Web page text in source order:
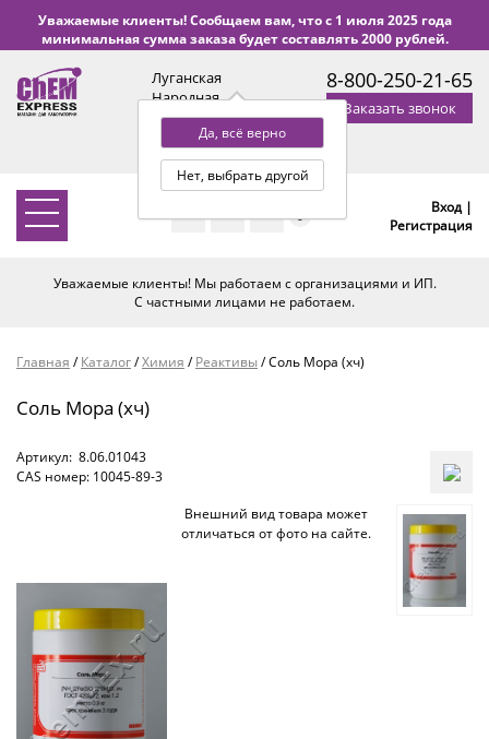
Уважаемые клиенты! Сообщаем вам, что с 1 июля 2025 года
минимальная сумма заказа будет составлять 2000 рублей.
Луганская
Народная
Республика
Да, всё верно
Нет, выбрать другой
с 9:00 до 18:00 по Уфе
(+2 МСК)
8-800-250-21-65
Заказать звонок
0
Вход |
Регистрация
Уважаемые клиенты! Мы работаем с организациями и ИП.
С частными лицами не работаем.
Главная /Каталог/Химия /Реактивы/Соль Мора (хч)
Соль Мора (хч)
Артикул: 8.06.01043
CAS номер: 10045-89-3
Внешний вид товара может
отличаться от фото на сайте.